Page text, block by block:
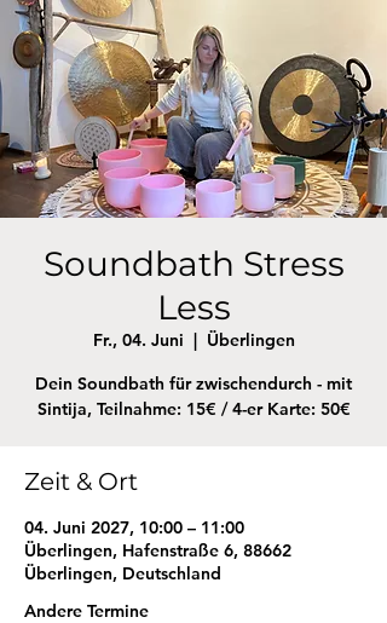
Soundbath Stress
Less
Fr., 04. Juni
  |
Überlingen
Dein Soundbath für zwischendurch - mit
Sintija, Teilnahme: 15€ / 4-er Karte: 50€
Zeit & Ort
04. Juni 2027, 10:00 – 11:00
Überlingen, Hafenstraße 6, 88662
Überlingen, Deutschland
Andere Termine